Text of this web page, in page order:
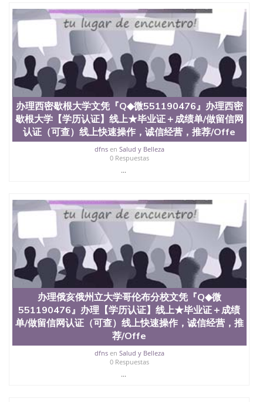
551190476爱尔兰留学回国证明QQ微信551190476国
外硕士文凭办理QQ微信551190476 网上买文凭可靠
吗QQ微信551190476买国外文凭质量QQ微信
551190476国外本科毕业证怎么办理QQ微信
551190476国外大学文凭真制作QQ微信551190476办
国外文凭可找工作QQ微信551190476国外大学有毕业
证QQ微信551190476办理国外毕业证价格QQ微信
551190476国外编号查询QQ微信551190476办理国外
文凭要交定金吗QQ微信551190476办国外可查文凭
QQ微信551190476网上购买真文凭可信吗QQ微信
551190476学士学位证书查询机构QQ微信551190476
国外资格证书办理QQ微信551190476如何办理学历认
证QQ微信551190476海外文凭认证办理QQ微信
551190476 圣何塞州立大学（San Jose State
University, 又译为“圣荷西州立大学”）成立于1857
年，简称SJSU，是加州历史悠久的大学之一，也是美
名综合性公立大学，它以极高的就业率，全美名列前
茅的毕业薪资，浓厚的多元化学术氛围，杰出的本科
教育质量，被《福克斯》杂志评选为全美50强公立综
合性大学，每年有来自世界各地的成百上千的海外学
生前往求学。 至今，这是一所在世界上享有学术地
位、声誉、实习机会和影响力的高等教育机构，并获
誉为美国本科教育质量的核心代表。其计算机系与会
计系更是在当今美国大学教学排名中表现优异。其毕
业生大多可以在其所处地域的世界硅谷中心得到工作
机会。许多硅谷公司甚至在学生大三和大四的学期提
供许多相应科系的实习机会。无论是加州大学系统
(UC)，还是加州州立大学系统(CSU), 圣何塞州立大学
都占据着加州所有大学中的地理位置。 圣何塞州立大
学座落于硅谷(Silicon Valley), 于附近的旧金山-圣何塞
地区为全美的重要科技中心。约有学生三万人，超过
134种学士学科和65个硕士学科，并有来自世界60余
办理西密歇根大学文凭『Q◆微551190476』办理西密
歇根大学【学历认证】线上★毕业证＋成绩单/做留信网
认证（可查）线上快速操作，诚信经营，推荐/Offe
dfnsen Salud y Belleza
0 Respuestas
...
办理俄亥俄州立大学哥伦布分校文凭『Q◆微
551190476』办理【学历认证】线上★毕业证＋成绩
单/做留信网认证（可查）线上快速操作，诚信经营，推
荐/Offe
dfnsen Salud y Belleza
0 Respuestas
...